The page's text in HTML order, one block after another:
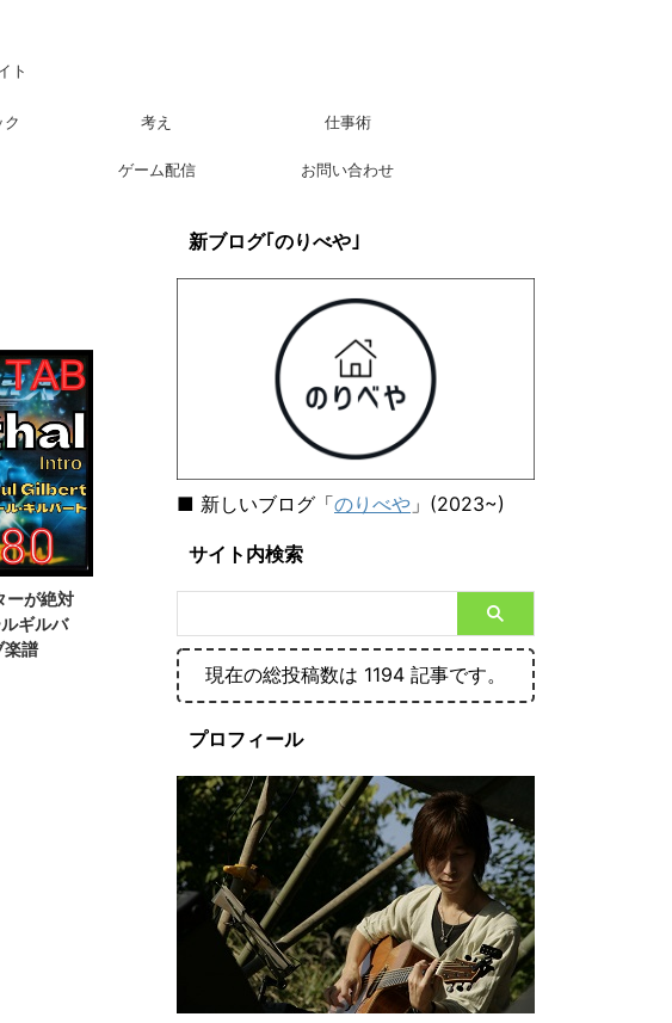
ト
考え 仕事術
ゲーム配信 お問い合わせ
ーが絶対
ギルバ
楽譜
新ブログ｢のりべや｣
■ 新しいブログ「のりべや 」(2023~)
サイト内検索
現在の総投稿数は 1194 記事です。
プロフィール